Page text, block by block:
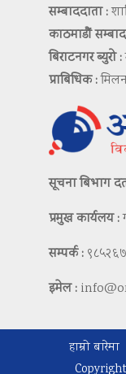
सम्बाददाता :
काठमाडौं
बिराटनगर ब्युरो :
प्राबिधिक :
सूचना बिभाग
प्रमुख कार्यलय :
सम्पर्क :
इमेल :
हाम्रो बारेमा